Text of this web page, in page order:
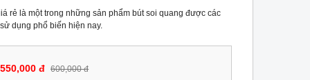
rẻ là một trong những sản phẩm bút soi quang được các
dụng phổ biến hiện nay.
550,000 đ 600,000 đ